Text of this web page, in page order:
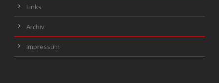
Links
Archiv
Impressum